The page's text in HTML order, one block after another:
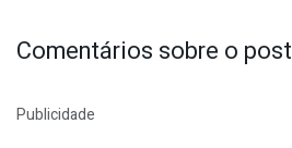
Comentários sobre o post
Publicidade